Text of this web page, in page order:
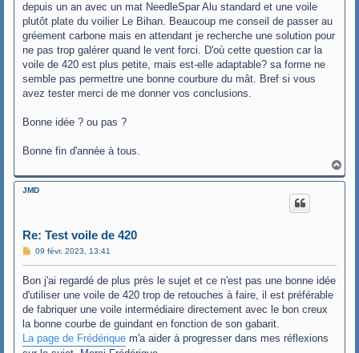
depuis un an avec un mat NeedleSpar Alu standard et une voile
plutôt plate du voilier Le Bihan. Beaucoup me conseil de passer au
gréement carbone mais en attendant je recherche une solution pour
ne pas trop galérer quand le vent forci. D'où cette question car la
voile de 420 est plus petite, mais est-elle adaptable? sa forme ne
semble pas permettre une bonne courbure du mât. Bref si vous
avez tester merci de me donner vos conclusions.
Bonne idée ? ou pas ?
Bonne fin d'année à tous.
a
u
JMD
Re: Test voile de 420
M
s
g
e
09 févr. 2023, 13:41
Bon j'ai regardé de plus près le sujet et ce n'est pas une bonne idée
d'utiliser une voile de 420 trop de retouches à faire, il est préférable
de fabriquer une voile intermédiaire directement avec le bon creux
la bonne courbe de guindant en fonction de son gabarit.
La page de Frédérique m'a aider à progresser dans mes réflexions